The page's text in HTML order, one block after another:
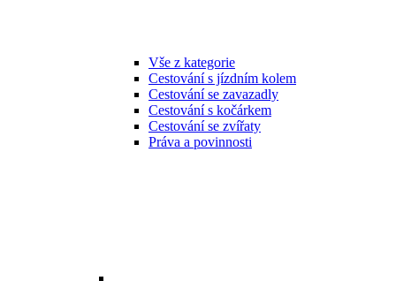
Vše z kategorie
Cestování s jízdním kolem
Cestování se zavazadly
Cestování s kočárkem
Cestování se zvířaty
Práva a povinnosti